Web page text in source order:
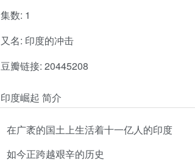
集数: 1
又名: 印度的冲击
豆瓣链接: 20445208
印度崛起 简介
在广袤的国土上生活着十一亿人的印度
如今正跨越艰辛的历史